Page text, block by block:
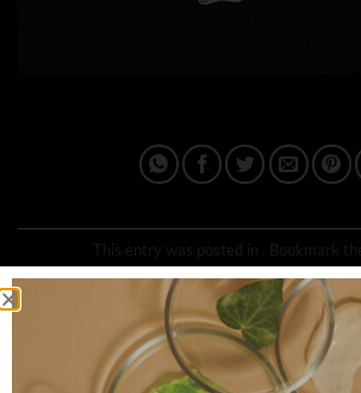
This entry was posted in . Bookmark the
IPLUSQ_ADMAIN